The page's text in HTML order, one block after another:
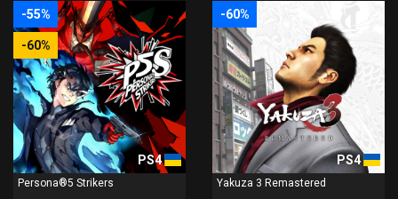
-55%
-60%
PS4
Persona®5 Strikers
-60%
PS4
Yakuza 3 Remastered